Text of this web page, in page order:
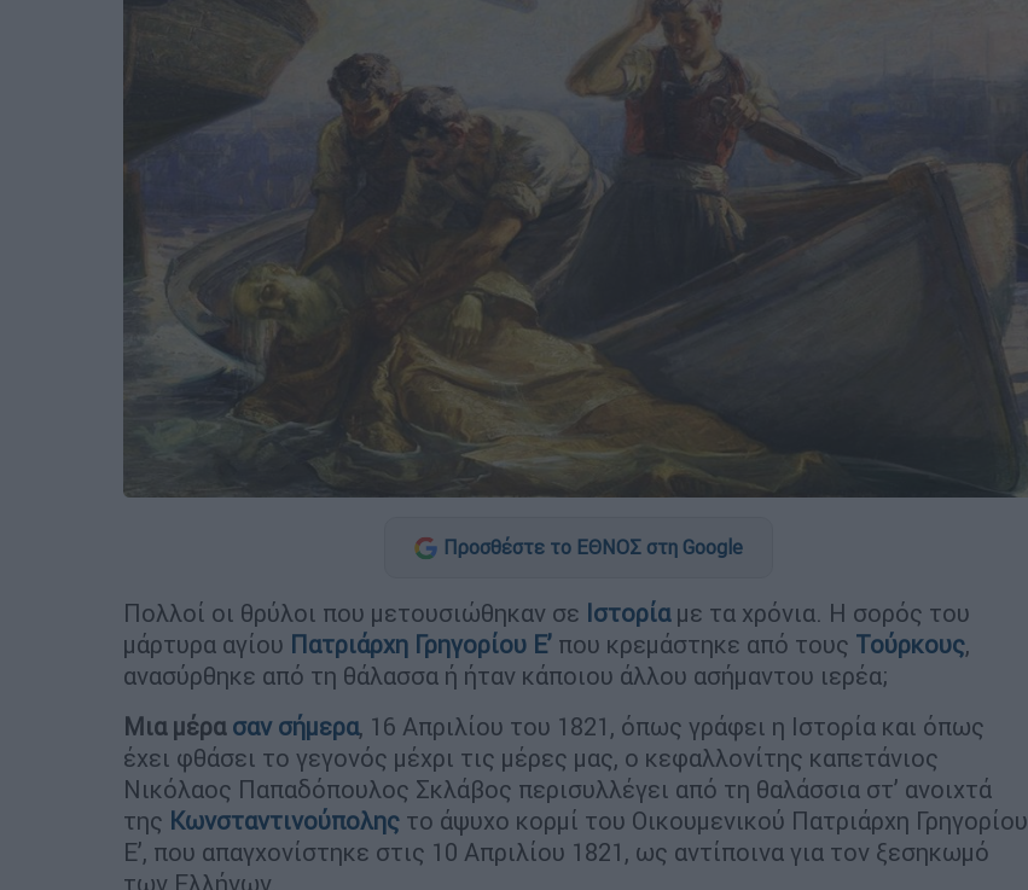
Προσθέστε το ΕΘΝΟΣ στη Google
Πολλοί οι θρύλοι που μετουσιώθηκαν σε Ιστορία με τα χρόνια. Η σορός του
μάρτυρα αγίου Πατριάρχη Γρηγορίου Ε’ που κρεμάστηκε από τους Τούρκους,
ανασύρθηκε από τη θάλασσα ή ήταν κάποιου άλλου ασήμαντου ιερέα;
Μια μέρα σαν σήμερα, 16 Απριλίου του 1821, όπως γράφει η Ιστορία και όπως
έχει φθάσει το γεγονός μέχρι τις μέρες μας, ο κεφαλλονίτης καπετάνιος
Νικόλαος Παπαδόπουλος Σκλάβος περισυλλέγει από τη θαλάσσια στ’ ανοιχτά
της Κωνσταντινούπολης το άψυχο κορμί του Οικουμενικού Πατριάρχη Γρηγορίου
Ε’, που απαγχονίστηκε στις 10 Απριλίου 1821, ως αντίποινα για τον ξεσηκωμό
των Ελλήνων.